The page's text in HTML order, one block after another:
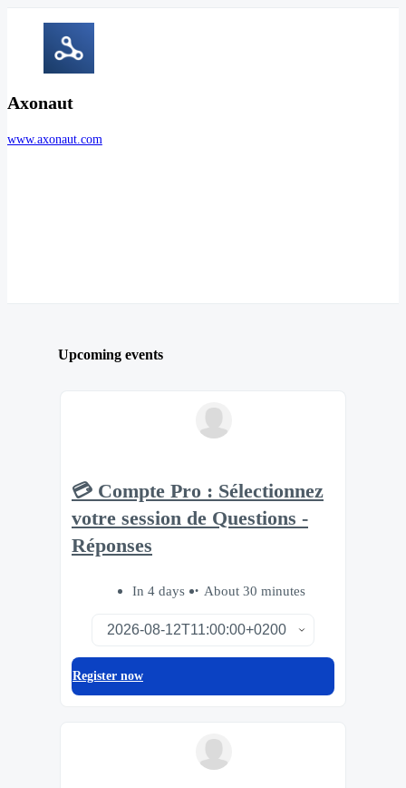
Axonaut
www.axonaut.com
Upcoming events
💳 Compte Pro : Sélectionnez
votre session de Questions -
Réponses
In 4 days About 30 minutes
Register now